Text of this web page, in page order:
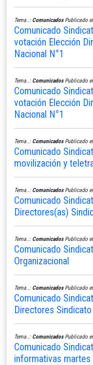
Tema..: ComunicadosPublicado el
Comunicado
votación Elección
Nacional N°1
Tema..: ComunicadosPublicado el
Comunicado
votación Elección
Nacional N°1
Tema..: ComunicadosPublicado el
Comunicado
movilización y
Tema..: ComunicadosPublicado el
Comunicado
Directores(as)
Tema..: ComunicadosPublicado el
Comunicado
Organizacional
Tema..: ComunicadosPublicado el
Comunicado
Directores Sindicato
Tema..: ComunicadosPublicado el
Comunicado
informativas